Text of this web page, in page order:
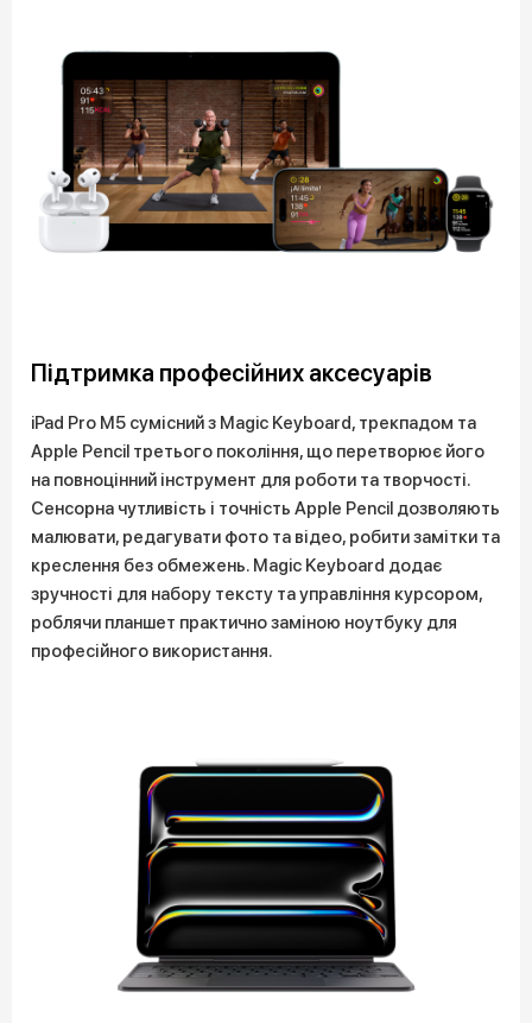
Підтримка професійних аксесуарів
iPad Pro M5 сумісний з Magic Keyboard, трекпадом та
Apple Pencil третього покоління, що перетворює його
на повноцінний інструмент для роботи та творчості.
Сенсорна чутливість і точність Apple Pencil дозволяють
малювати, редагувати фото та відео, робити замітки та
креслення без обмежень. Magic Keyboard додає
зручності для набору тексту та управління курсором,
роблячи планшет практично заміною ноутбуку для
професійного використання.